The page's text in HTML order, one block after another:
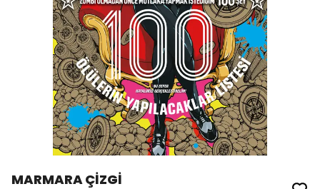
MARMARA ÇİZGİ